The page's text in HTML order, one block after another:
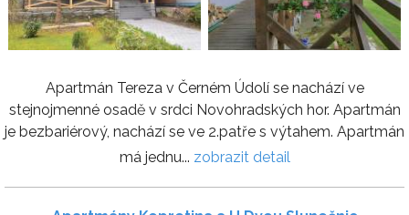
Apartmán Tereza v Černém Údolí se nachází ve
stejnojmenné osadě v srdci Novohradských hor. Apartmán
je bezbariérový, nachází se ve 2.patře s výtahem. Apartmán
má jednu... zobrazit detail